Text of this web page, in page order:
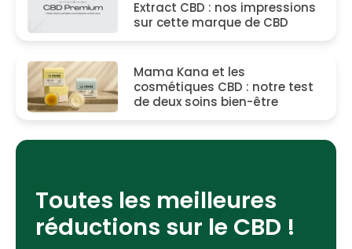
Toutes les meilleures
réductions sur le CBD !
Extract CBD : nos impressions
sur cette marque de CBD
Mama Kana et les
cosmétiques CBD : notre test
de deux soins bien-être